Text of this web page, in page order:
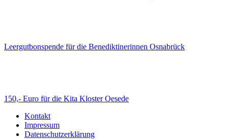
Leergutbonspende für die Benediktinerinnen Osnabrück
150,- Euro für die Kita Kloster Oesede
Kontakt
Impressum
Datenschutzerklärung